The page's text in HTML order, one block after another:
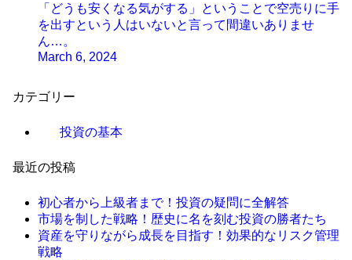
「どうも安くなる気がする」ということで空売りに手
を出すという人はいないと言って間違いありませ
ん…。
March 6, 2024
カテゴリー
投資の基本
最近の投稿
初心者から上級者まで！投資の疑問に全解答
市場を制した戦略！歴史に名を刻む投資の勝者たち
資産を守りながら成長を目指す！効果的なリスク管理
戦略